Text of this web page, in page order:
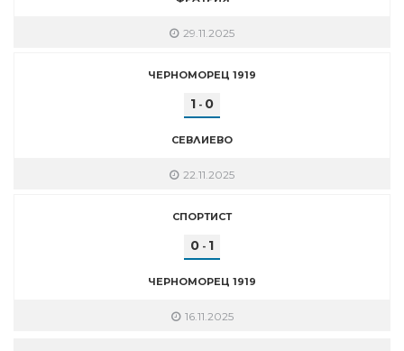
29.11.2025
ЧЕРНОМОРЕЦ 1919
1 - 0
СЕВЛИЕВО
22.11.2025
СПОРТИСТ
0 - 1
ЧЕРНОМОРЕЦ 1919
16.11.2025